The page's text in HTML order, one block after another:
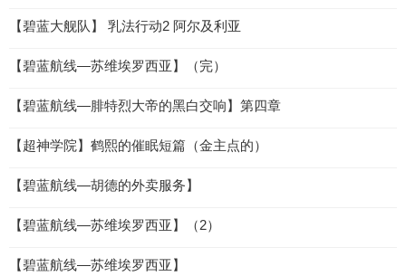
【碧蓝大舰队】 乳法行动2 阿尔及利亚
【碧蓝航线—苏维埃罗西亚】（完）
【碧蓝航线—腓特烈大帝的黑白交响】第四章
【超神学院】鹤熙的催眠短篇（金主点的）
【碧蓝航线—胡德的外卖服务】
【碧蓝航线—苏维埃罗西亚】（2）
【碧蓝航线—苏维埃罗西亚】